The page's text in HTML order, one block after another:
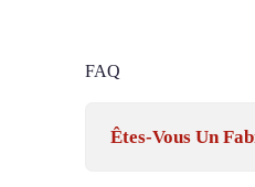
FAQ
Êtes-Vous Un